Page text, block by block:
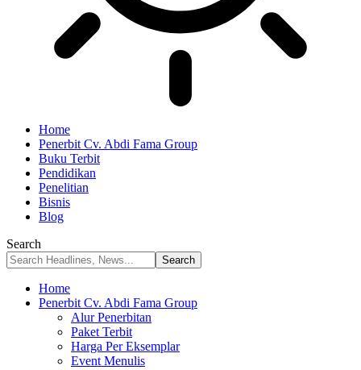
Home
Penerbit Cv. Abdi Fama Group
Buku Terbit
Pendidikan
Penelitian
Bisnis
Blog
Search
Home
Penerbit Cv. Abdi Fama Group
Alur Penerbitan
Paket Terbit
Harga Per Eksemplar
Event Menulis